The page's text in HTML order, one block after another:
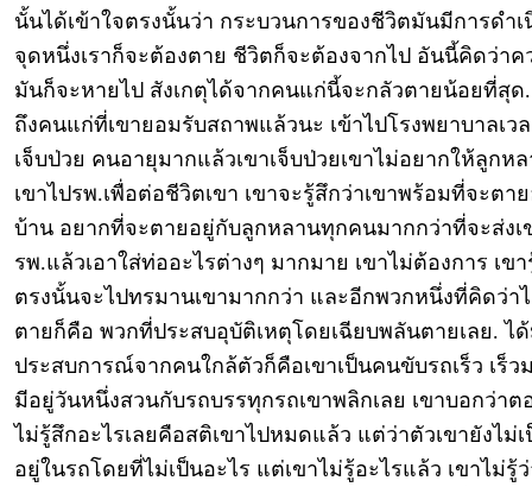
นั้นได้เข้าใจตรงนั้นว่า กระบวนการของชีวิตมันมีการดำเ
จุดหนึ่งเราก็จะต้องตาย ชีวิตก็จะต้องจากไป อันนี้คิดว่าค
มันก็จะหายไป สังเกตุได้จากคนแก่นี้จะกลัวตายน้อยที่สุด
ถึงคนแก่ที่เขายอมรับสถาพแล้วนะ เข้าไปโรงพยาบาลเว
เจ็บป่วย คนอายุมากแล้วเขาเจ็บป่วยเขาไม่อยากให้ลูกห
เขาไปรพ.เพื่อต่อชีวิตเขา เขาจะรู้สึกว่าเขาพร้อมที่จะตา
บ้าน อยากที่จะตายอยู่กับลูกหลานทุกคนมากกว่าที่จะส่งเ
รพ.แล้วเอาใส่ท่ออะไรต่างๆ มากมาย เขาไม่ต้องการ เข
ตรงนั้นจะไปทรมานเขามากกว่า และอีกพวกหนึ่งที่คิดว่า
ตายก็คือ พวกที่ประสบอุบัติเหตุโดยเฉียบพลันตายเลย. ไ
ประสบการณ์จากคนใกล้ตัวก็คือเขาเป็นคนขับรถเร็ว เร็ว
มีอยู่วันหนึ่งสวนกับรถบรรทุกรถเขาพลิกเลย เขาบอกว่าต
ไม่รู้สึกอะไรเลยคือสติเขาไปหมดแล้ว แต่ว่าตัวเขายังไม่เ
อยู่ในรถโดยที่ไม่เป็นอะไร แต่เขาไม่รู้อะไรแล้ว เขาไม่รู้